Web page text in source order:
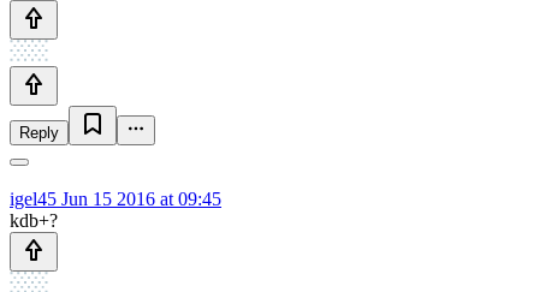
Reply
igel45 Jun 15 2016 at 09:45
kdb+?